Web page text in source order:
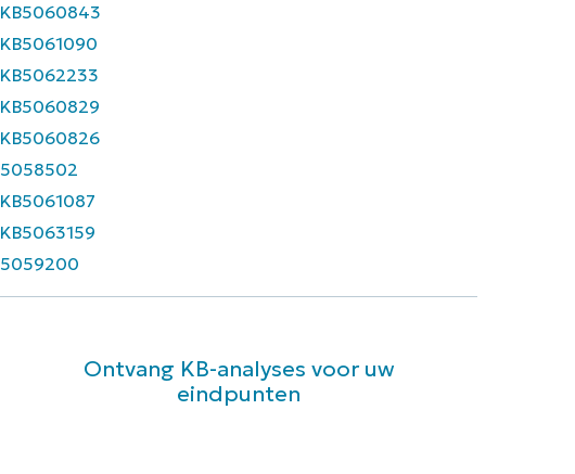
KB5060843
KB5061090
KB5062233
KB5060829
KB5060826
5058502
KB5061087
KB5063159
5059200
Ontvang KB-analyses voor uw
eindpunten